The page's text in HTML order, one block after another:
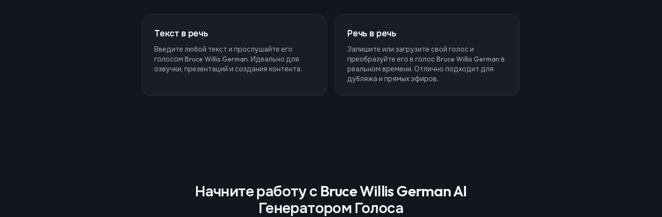
Текст в речь
Введите любой текст и прослушайте его
голосом Bruce Willis German. Идеально для
озвучки, презентаций и создания контента.
Речь в речь
Запишите или загрузите свой голос и
преобразуйте его в голос Bruce Willis German в
реальном времени. Отлично подходит для
дубляжа и прямых эфиров.
Начните работу с Bruce Willis German AI
Генератором Голоса